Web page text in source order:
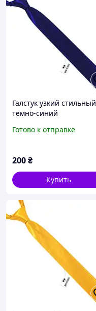
Галстук узкий стильный
темно-синий
Готово к отправке
200₴
Купить